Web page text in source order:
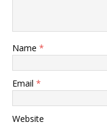
Name *
Email *
Website